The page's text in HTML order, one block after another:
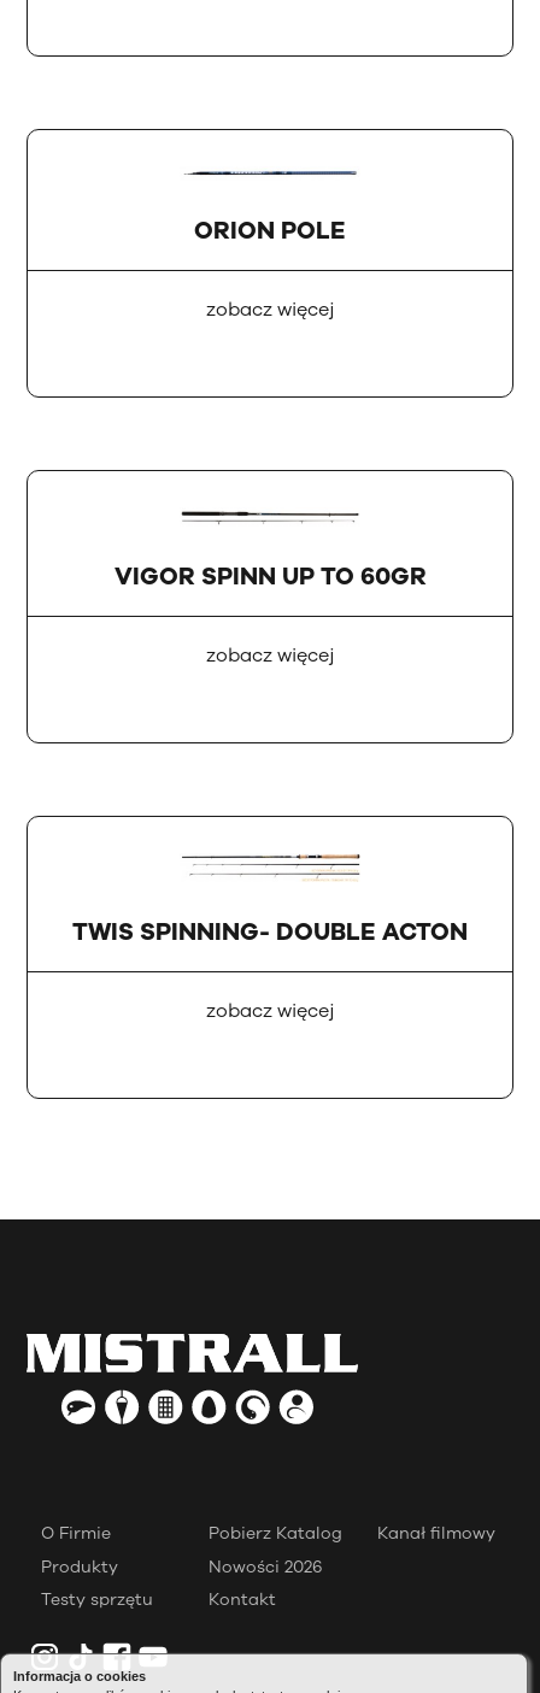
Informacja o cookies
ORION POLE
zobacz więcej
VIGOR SPINN UP TO 60GR
zobacz więcej
TWIS SPINNING- DOUBLE ACTON
zobacz więcej
O Firmie
Produkty
Testy sprzętu
Pobierz Katalog
Nowości 2026
Kontakt
Kanał filmowy